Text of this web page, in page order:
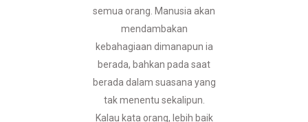
semua orang. Manusia akan
mendambakan
kebahagiaan dimanapun ia
berada, bahkan pada saat
berada dalam suasana yang
tak menentu sekalipun.
Kalau kata orang, lebih baik